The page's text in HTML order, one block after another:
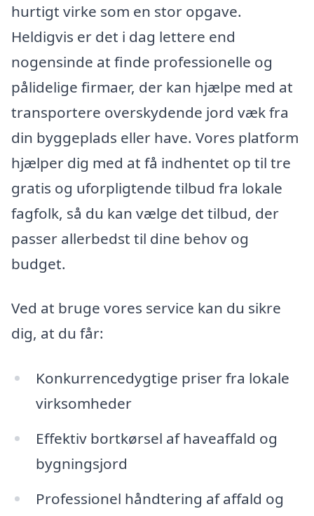
hurtigt virke som en stor opgave.
Heldigvis er det i dag lettere end
nogensinde at finde professionelle og
pålidelige firmaer, der kan hjælpe med at
transportere overskydende jord væk fra
din byggeplads eller have. Vores platform
hjælper dig med at få indhentet op til tre
gratis og uforpligtende tilbud fra lokale
fagfolk, så du kan vælge det tilbud, der
passer allerbedst til dine behov og
budget.
Ved at bruge vores service kan du sikre
dig, at du får:
Konkurrencedygtige priser fra lokale
virksomheder
Effektiv bortkørsel af haveaffald og
bygningsjord
Professionel håndtering af affald og